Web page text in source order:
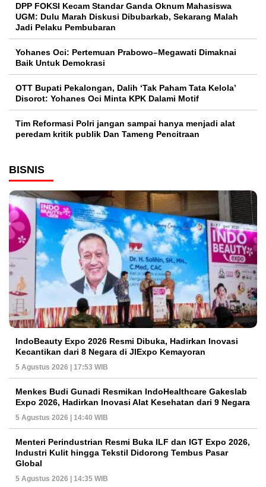
DPP FOKSI Kecam Standar Ganda Oknum Mahasiswa
UGM: Dulu Marah Diskusi Dibubarkab, Sekarang Malah
Jadi Pelaku Pembubaran
Yohanes Oci: Pertemuan Prabowo–Megawati Dimaknai
Baik Untuk Demokrasi
OTT Bupati Pekalongan, Dalih ‘Tak Paham Tata Kelola’
Disorot: Yohanes Oci Minta KPK Dalami Motif
Tim Reformasi Polri jangan sampai hanya menjadi alat
peredam kritik publik Dan Tameng Pencitraan
BISNIS
IndoBeauty Expo 2026 Resmi Dibuka, Hadirkan Inovasi
Kecantikan dari 8 Negara di JIExpo Kemayoran
5 Agustus 2026 | 17:53 WIB
Menkes Budi Gunadi Resmikan IndoHealthcare Gakeslab
Expo 2026, Hadirkan Inovasi Alat Kesehatan dari 9 Negara
5 Agustus 2026 | 14:40 WIB
Menteri Perindustrian Resmi Buka ILF dan IGT Expo 2026,
Industri Kulit hingga Tekstil Didorong Tembus Pasar
Global
5 Agustus 2026 | 14:35 WIB